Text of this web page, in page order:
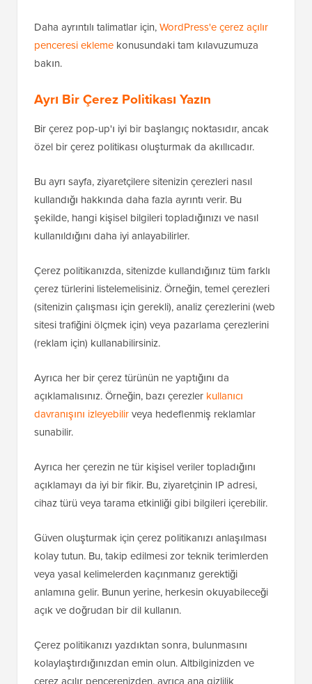
Daha ayrıntılı talimatlar için,WordPress'e çerez açılır
penceresi ekleme konusundaki tam kılavuzumuza
bakın.
Ayrı Bir Çerez Politikası Yazın
Bir çerez pop-up'ı iyi bir başlangıç noktasıdır, ancak
özel bir çerez politikası oluşturmak da akıllıcadır.
Bu ayrı sayfa, ziyaretçilere sitenizin çerezleri nasıl
kullandığı hakkında daha fazla ayrıntı verir. Bu
şekilde, hangi kişisel bilgileri topladığınızı ve nasıl
kullanıldığını daha iyi anlayabilirler.
Çerez politikanızda, sitenizde kullandığınız tüm farklı
çerez türlerini listelemelisiniz. Örneğin, temel çerezleri
(sitenizin çalışması için gerekli), analiz çerezlerini (web
sitesi trafiğini ölçmek için) veya pazarlama çerezlerini
(reklam için) kullanabilirsiniz.
Ayrıca her bir çerez türünün ne yaptığını da
açıklamalısınız. Örneğin, bazı çerezler kullanıcı
davranışını izleyebilirveya hedeflenmiş reklamlar
sunabilir.
Ayrıca her çerezin ne tür kişisel veriler topladığını
açıklamayı da iyi bir fikir. Bu, ziyaretçinin IP adresi,
cihaz türü veya tarama etkinliği gibi bilgileri içerebilir.
Güven oluşturmak için çerez politikanızı anlaşılması
kolay tutun. Bu, takip edilmesi zor teknik terimlerden
veya yasal kelimelerden kaçınmanız gerektiği
anlamına gelir. Bunun yerine, herkesin okuyabileceği
açık ve doğrudan bir dil kullanın.
Çerez politikanızı yazdıktan sonra, bulunmasını
kolaylaştırdığınızdan emin olun. Altbilginizden ve
çerez açılır pencerenizden, ayrıca ana gizlilik